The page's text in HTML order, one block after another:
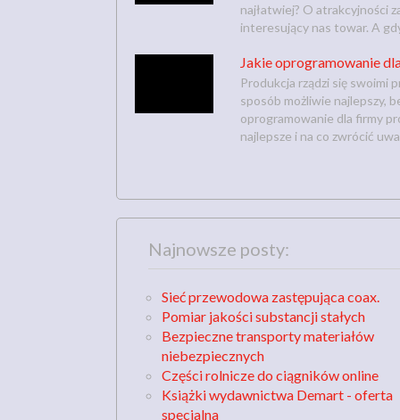
najłatwiej? O atrakcyjności
interesujący nas towar. A
Jakie oprogramowanie
Produkcja rządzi się swoimi
sposób możliwie najlepszy,
oprogramowanie dla firmy
najlepsze i na co zwrócić
Najnowsze posty:
Sieć przewodowa zastępująca coax.
Pomiar jakości substancji stałych
Bezpieczne transporty materiałów
niebezpiecznych
Części rolnicze do ciągników online
Książki wydawnictwa Demart - oferta
specjalna